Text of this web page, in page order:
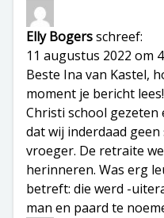
Elly Bogersschreef:
11 augustus 2022 om
Beste Ina van Kastel,
moment je bericht
Christi school gezeten
dat wij inderdaad
vroeger. De retraite
herinneren. Was erg
betreft: die werd -
man en paard te